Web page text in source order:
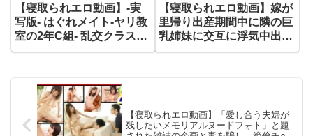
【寝取られエロ動画】-実
写版- はぐれメイト-ヤリ教
室の2年C組- 乱交クラス会
には染まらないボクとキミ
【寝取られエロ動画】嫁が
里帰り出産期間中に隣の巨
乳姉妹に交互に浮気中出し
を迫られる連射動画
【寝取られエロ動画】「愛し合う夫婦が
残したいメモリアルヌードフォト」と題